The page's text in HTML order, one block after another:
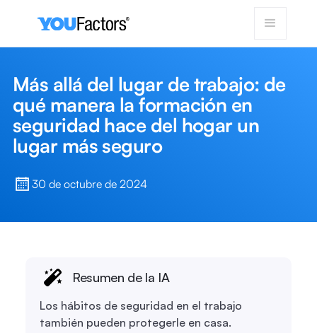
Más allá del lugar de trabajo: de
qué manera la formación en
seguridad hace del hogar un
lugar más seguro
30 de octubre de 2024
Resumen de la IA
Los hábitos de seguridad en el trabajo
también pueden protegerle en casa.